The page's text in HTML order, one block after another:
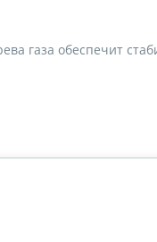
газа обеспечит